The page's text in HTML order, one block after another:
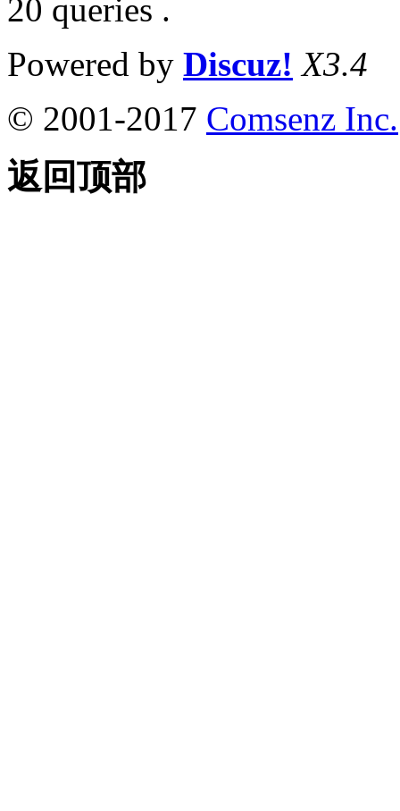
20 queries .
Powered by Discuz! X3.4
© 2001-2017 Comsenz Inc.
返回顶部